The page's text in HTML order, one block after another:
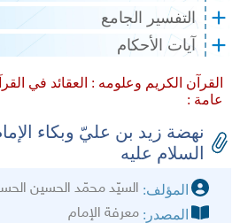
التفسير الجامع
آيات الأحكام
القرآن الكريم وعلومه : العقائد في
عامة :
نهضة زيد بن عليّ وبكاء
السلام عليه‏
المؤلف: السيّد محمّد الحسين
المصدر: معرفة الإمام